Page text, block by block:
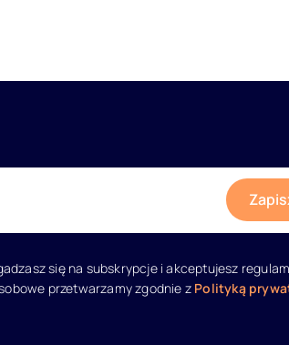
się na subskrypcje i akceptujesz
przetwarzamy zgodnie z Polityką